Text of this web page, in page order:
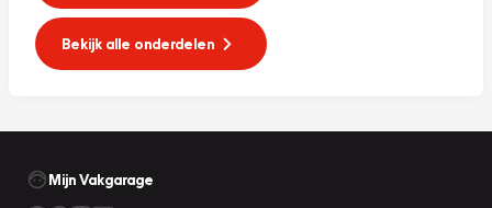
Bekijk alle onderdelen
Mijn Vakgarage